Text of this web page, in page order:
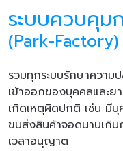
ระบบควบคุม
(Park-Factory)
รวมทุกระบบรักษาควา
เข้าออกของบุคคลและย
เกิดเหตุผิดปกติ เช่น มีบุ
ขนส่งสินค้าจอดนานเกิ
เวลาอนุญาต